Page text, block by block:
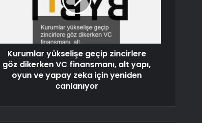
Kurumlar yükselişe geçip zincirlere
göz dikerken VC finansmanı, alt yapı,
oyun ve yapay zeka için yeniden
canlanıyor